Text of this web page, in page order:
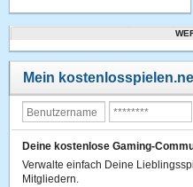
Mein
Deine kostenlose Gaming-
Verwalte einfach Deine
Mitgliedern.